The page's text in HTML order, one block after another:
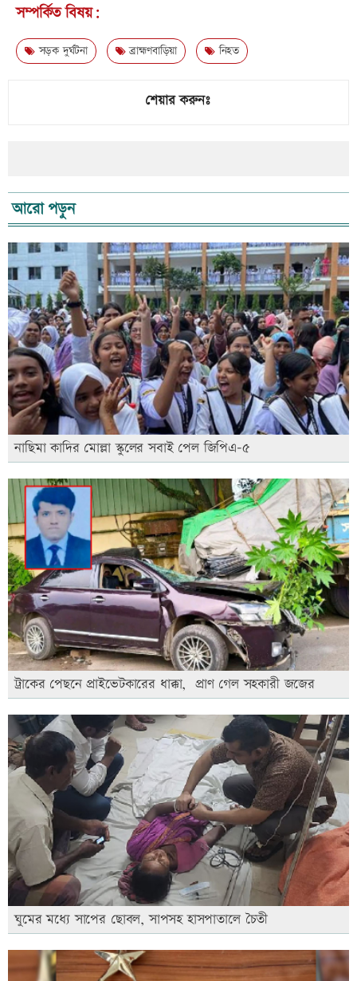
সম্পর্কিত বিষয়:
সড়ক দুর্ঘটনা ব্রাহ্মণবাড়িয়া নিহত
শেয়ার করুনঃ
আরো পড়ুন
নাছিমা কাদির মোল্লা স্কুলের সবাই পেল জিপিএ-৫
ট্রাকের পেছনে প্রাইভেটকারের ধাক্কা, প্রাণ গেল সহকারী জজের
ঘুমের মধ্যে সাপের ছোবল, সাপসহ হাসপাতালে চৈতী